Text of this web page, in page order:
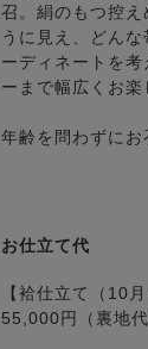
召。絹のもつ控
うに見え、どん
ーディネートを
ーまで幅広くお楽
年齢を問わずに
お仕立て代
【袷仕立て（10
55,000円（裏地代